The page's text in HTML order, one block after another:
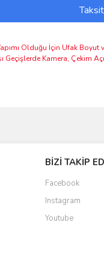
Olduğu İçin Ufak Boyut
Kamera, Çekim
BİZİ TAKİP
Facebook
Instagram
Youtube